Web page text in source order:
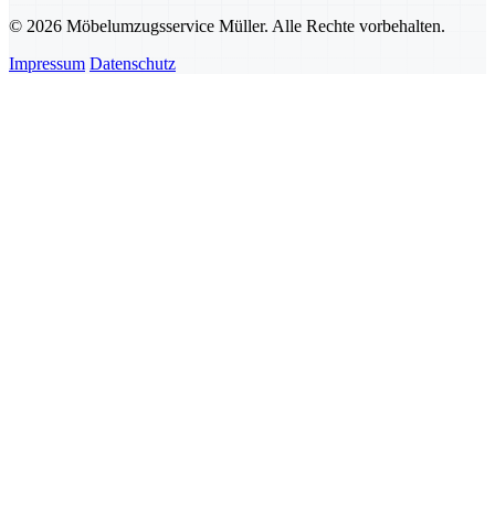
© 2026 Möbelumzugsservice Müller. Alle Rechte vorbehalten.
Impressum Datenschutz